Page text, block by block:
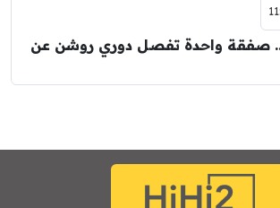
وصل 99 .. صفقة واحدة تفصل دوري روشن عن